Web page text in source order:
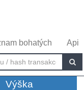
bohatých Api
Výška